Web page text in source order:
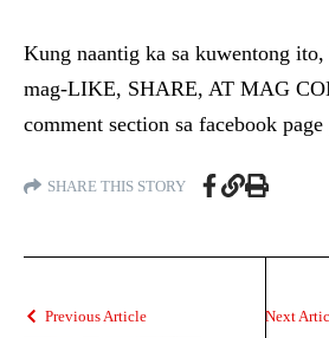
Kung naantig ka sa kuwentong
mag-LIKE, SHARE, AT MAG
comment section sa facebook page
SHARE THIS STORY
Previous Article Next